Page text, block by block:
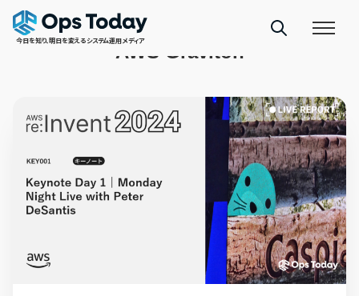
今日を知り、明日を変えるシステム運用メディアAWS Graviton